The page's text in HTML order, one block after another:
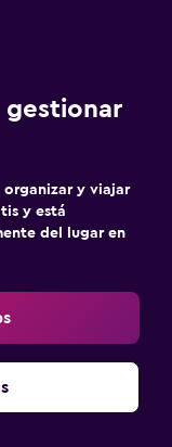
gestionar
organizar y viajar
y está
del lugar en